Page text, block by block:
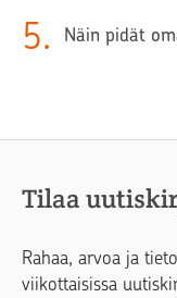
5. Näin pidät
Tilaa
Rahaa, arvoa ja
viikottaisissa